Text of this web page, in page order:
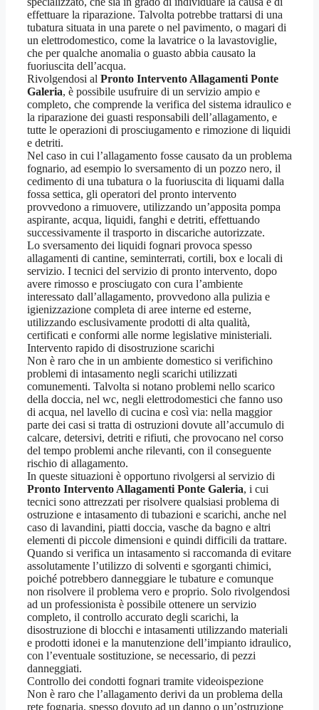
effettuare la riparazione. Talvolta potrebbe trattarsi di una
tubatura situata in una parete o nel pavimento, o magari di
un elettrodomestico, come la lavatrice o la lavastoviglie,
che per qualche anomalia o guasto abbia causato la
fuoriuscita dell’acqua.
Rivolgendosi al Pronto Intervento Allagamenti Ponte
Galeria, è possibile usufruire di un servizio ampio e
completo, che comprende la verifica del sistema idraulico e
la riparazione dei guasti responsabili dell’allagamento, e
tutte le operazioni di prosciugamento e rimozione di liquidi
e detriti.
Nel caso in cui l’allagamento fosse causato da un problema
fognario, ad esempio lo sversamento di un pozzo nero, il
cedimento di una tubatura o la fuoriuscita di liquami dalla
fossa settica, gli operatori del pronto intervento
provvedono a rimuovere, utilizzando un’apposita pompa
aspirante, acqua, liquidi, fanghi e detriti, effettuando
successivamente il trasporto in discariche autorizzate.
Lo sversamento dei liquidi fognari provoca spesso
allagamenti di cantine, seminterrati, cortili, box e locali di
servizio. I tecnici del servizio di pronto intervento, dopo
avere rimosso e prosciugato con cura l’ambiente
interessato dall’allagamento, provvedono alla pulizia e
igienizzazione completa di aree interne ed esterne,
utilizzando esclusivamente prodotti di alta qualità,
certificati e conformi alle norme legislative ministeriali.
Intervento rapido di disostruzione scarichi
Non è raro che in un ambiente domestico si verifichino
problemi di intasamento negli scarichi utilizzati
comunementi. Talvolta si notano problemi nello scarico
della doccia, nel wc, negli elettrodomestici che fanno uso
di acqua, nel lavello di cucina e così via: nella maggior
parte dei casi si tratta di ostruzioni dovute all’accumulo di
calcare, detersivi, detriti e rifiuti, che provocano nel corso
del tempo problemi anche rilevanti, con il conseguente
rischio di allagamento.
In queste situazioni è opportuno rivolgersi al servizio di
Pronto Intervento Allagamenti Ponte Galeria, i cui
tecnici sono attrezzati per risolvere qualsiasi problema di
ostruzione e intasamento di tubazioni e scarichi, anche nel
caso di lavandini, piatti doccia, vasche da bagno e altri
elementi di piccole dimensioni e quindi difficili da trattare.
Quando si verifica un intasamento si raccomanda di evitare
assolutamente l’utilizzo di solventi e sgorganti chimici,
poiché potrebbero danneggiare le tubature e comunque
non risolvere il problema vero e proprio. Solo rivolgendosi
ad un professionista è possibile ottenere un servizio
completo, il controllo accurato degli scarichi, la
disostruzione di blocchi e intasamenti utilizzando materiali
e prodotti idonei e la manutenzione dell’impianto idraulico,
con l’eventuale sostituzione, se necessario, di pezzi
danneggiati.
Controllo dei condotti fognari tramite videoispezione
Non è raro che l’allagamento derivi da un problema della
rete fognaria, spesso dovuto ad un danno o un’ostruzione